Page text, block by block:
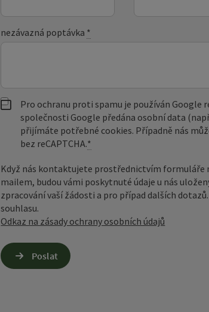
nezávazná poptávka *
Pro ochranu proti spamu je používán Google
společnosti Google předána osobní data
přijímáte potřebné cookies. Případně nás
bez reCAPTCHA.*
Když nás kontaktujete prostřednictvím formuláře
mailem, budou vámi poskytnuté údaje u nás
zpracování vaší žádosti a pro případ dalších
souhlasu.
Odkaz na zásady ochrany osobních údajů
Poslat